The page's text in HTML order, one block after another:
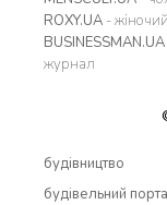
ROXY.UA -
BUSINESSMAN.UA
журнал
будівництво
будівельний